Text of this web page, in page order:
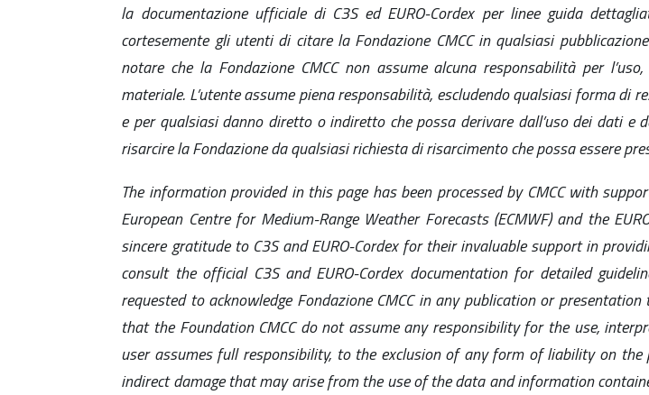
la documentazione ufficiale di C3S ed EURO-Cordex per linee guida
cortesemente gli utenti di citare la Fondazione CMCC in qualsiasi
notare che la Fondazione CMCC non assume alcuna responsabilità per
materiale. L’utente assume piena responsabilità, escludendo qualsiasi forma di
e per qualsiasi danno diretto o indiretto che possa derivare dall’uso dei dati
risarcire la Fondazione da qualsiasi richiesta di risarcimento che possa essere
The information provided in this page has been processed by CMCC with
European Centre for Medium-Range Weather Forecasts (ECMWF) and the
sincere gratitude to C3S and EURO-Cordex for their invaluable support in
consult the official C3S and EURO-Cordex documentation for detailed
requested to acknowledge Fondazione CMCC in any publication or
that the Foundation CMCC do not assume any responsibility for the use,
user assumes full responsibility, to the exclusion of any form of liability on
indirect damage that may arise from the use of the data and information